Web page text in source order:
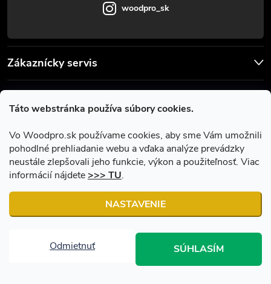
Táto webstránka používa súbory cookies.
Vo Woodpro.sk používame cookies, aby sme Vám umožnili
pohodlné prehliadanie webu a vďaka analýze prevádzky
neustále zlepšovali jeho funkcie, výkon a použiteľnosť. Viac
informácií nájdete>>> TU.
NASTAVENIE
Odmietnuť SÚHLASÍM
Zákaznícky servis
woodpro_sk
Facebook
Copyright 2026Woodpro.sk. Všetky práva vyhradené.Upraviť
nastavenie cookies